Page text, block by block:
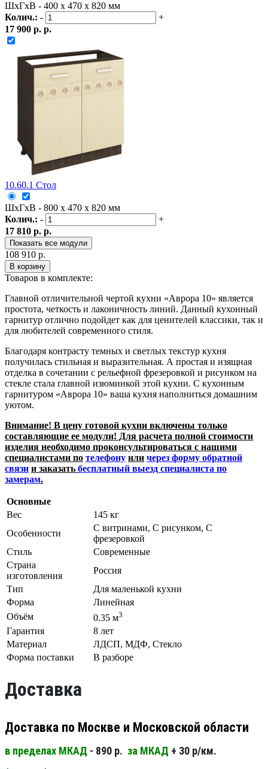
ШxГxВ - 400 x 470 x 820 мм
Колич.: -
+
17 900 р. р.
10.60.1 Стол
ШxГxВ - 800 x 470 x 820 мм
Колич.: -
+
17 810 р. р.
Показать все модули
108 910 р.
В корзину
Товаров в комплекте:
Главной отличительной чертой кухни «Аврора 10» является
простота, четкость и лаконичность линий. Данный кухонный
гарнитур отлично подойдет как для ценителей классики, так и
для любителей современного стиля.
Благодаря контрасту темных и светлых текстур кухня
получилась стильная и выразительная. А простая и изящная
отделка в сочетании с рельефной фрезеровкой и рисунком на
стекле стала главной изюминкой этой кухни. С кухонным
гарнитуром «Аврора 10» ваша кухня наполниться домашним
уютом.
Внимание! В цену готовой кухни включены только
составляющие ее модули! Для расчета полной стоимости
изделия необходимо проконсультироваться с нашими
специалистами по телефону или через форму обратной
связи и заказать бесплатный выезд специалиста по
замерам.
Основные
Вес
145 кг
Особенности
С витринами, С рисунком, С
фрезеровкой
Стиль
Современные
Страна
изготовления
Россия
Тип
Для маленькой кухни
Форма
Линейная
Объём
0.35 м3
Гарантия
8 лет
Материал
ЛДСП, МДФ, Стекло
Форма поставки
В разборе
Доставка
Доставка по Москве и Московской области
в пределах МКАД - 890 р. за МКАД + 30 р/км.